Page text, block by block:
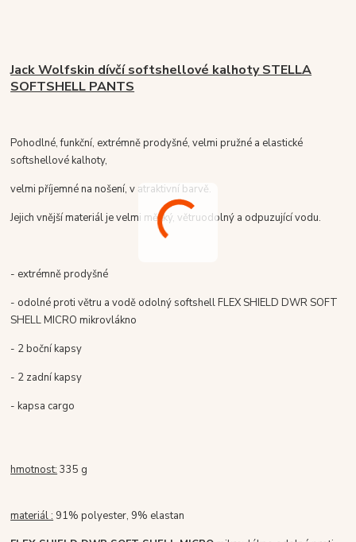
Jack Wolfskin dívčí softshellové kalhoty STELLA
SOFTSHELL PANTS
Pohodlné, funkční, extrémně prodyšné, velmi pružné a elastické
softshellové kalhoty,
velmi příjemné na nošení, v atraktivní barvě.
Jejich vnější materiál je velmi měkký, větruodolný a odpuzující vodu.
- extrémně prodyšné
- odolné proti větru a vodě odolný softshell FLEX SHIELD DWR SOFT
SHELL MICRO mikrovlákno
- 2 boční kapsy
- 2 zadní kapsy
- kapsa cargo
hmotnost: 335 g
materiál : 91% polyester, 9% elastan